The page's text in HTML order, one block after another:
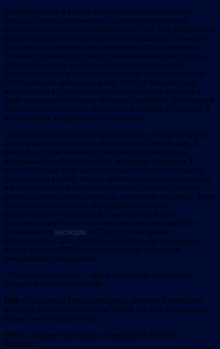
Поздней осенью в Минск приехала группа слонимских
хасидов, чтобы ознакомиться с состоянием еврейского
кладбища в Слониме, где похоронен их Ребе. Мы увидели, что
бульдозер выгребал черепа и кости на кладбище. Готовилась
площадка для строительства универмага. Мы немедленно
поехали к руководству города. Была обещана приостановка
работ на кладбище до окончального решения вопроса.
Участники первого съезда еврейских организаций и общин
СССР, который проходил в конце 1989 г. в Москве, после
моей поездки в Слоним подписали телеграмму протеста в
адрес руководителя страны Михаила Горбачёва с требованием
прекратить уничтожение еврейского кладбища в Слониме. В
конце концов, кладбище было сохранено.
Одновременно уничтожалось кладбище в столице Беларуси,
которое расположено на ул. Коллекторной (Еврейской). В
конце 80-х годов началось строительство зоны отдыха,
включавшей в себя спортивные, эстрадные площадки. К
концу 1989 года было выполнено работ приблизительно на
полмиллиона рублей. Изучив действующее законодательство
и вдохновившись результатом работы в Слониме, община
добилась прекращения работы на территории кладбища. Более
того, через несколько лет был разработан проект
благоустройства кладбища. К тому времени я был
представителем Комитета по сохранению американского
исторического наследия в СССР. С точки зрения
правительства США синагоги, кладбища, где похоронены
предки граждан США, находятся в сфере интересов
американского государства.
«Телеграфным стилем» – ещё о нескольких событиях, в
которых я принимал участие:
1988 г. Создание в Минске общества любителей еврейской
культуры, известного ныне как МОЕК им. Изи Харика (был
выбран членом правления).
1989 г. Создание еврейских организаций в Гомеле и
Могилёве.